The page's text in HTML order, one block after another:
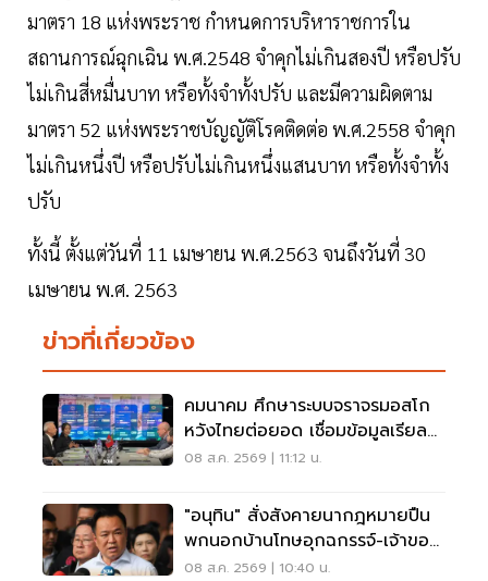
มาตรา 18 แห่งพระราช กําหนดการบริหาราชการใน
สถานการณ์ฉุกเฉิน พ.ศ.2548 จําคุกไม่เกินสองปี หรือปรับ
ไม่เกินสี่หมื่นบาท หรือทั้งจําทั้งปรับ และมีความผิดตาม
มาตรา 52 แห่งพระราชบัญญัติโรคติดต่อ พ.ศ.2558 จําคุก
ไม่เกินหนึ่งปี หรือปรับไม่เกินหนึ่งแสนบาท หรือทั้งจําทั้ง
ปรับ
ทั้งนี้ ตั้งแต่วันที่ 11 เมษายน พ.ศ.2563 จนถึงวันที่ 30
เมษายน พ.ศ. 2563
ข่าวที่เกี่ยวข้อง
คมนาคม ศึกษาระบบจราจรมอสโก
หวังไทยต่อยอด เชื่อมข้อมูลเรียล
ไทม์ แก้รถติด
08 ส.ค. 2569 | 11:12 น.
"อนุทิน" สั่งสังคายนากฎหมายปืน
พกนอกบ้านโทษอุกฉกรรจ์-เจ้าของ
โดนหนัก
08 ส.ค. 2569 | 10:40 น.